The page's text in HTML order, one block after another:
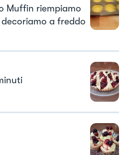
Muffin riempiamo
a freddo